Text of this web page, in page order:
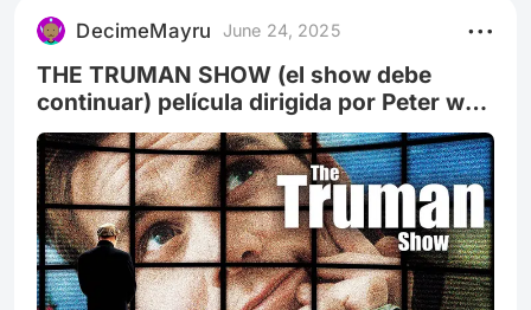
culpable y encarcelado, mientras que 626 es
sentenciado al exilio por su comportamiento
destructivo. Sin embargo, 626 se aprovecha pa
DecimeMayru June 24, 2025
THE TRUMAN SHOW (el show debe
continuar) película dirigida por Peter weir
(1998) #cartelerapeliplat #voyalmultiplex